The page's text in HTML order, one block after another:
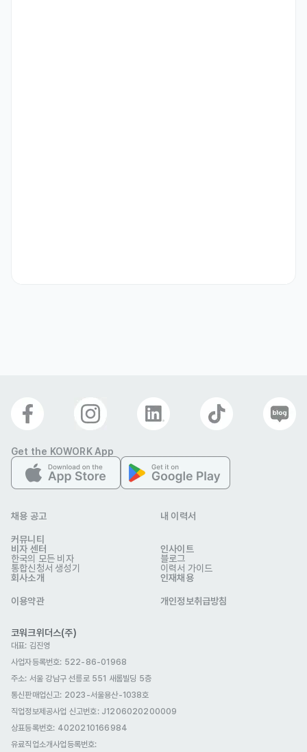
- Conducting research and analysis on culture, marketing,
- Assisting in strategy development and implementation
- Collaborating with other executive assistants to
discuss and refine strategic initiatives from diverse
perspectives
and additional duties as required.
자격 요건
* 중국 국적자 또는 재중교포(중국시민권자)
※ 이력서에 반드시 비자종류를 표기바랍니다.
※ D-2, D-10 비자 소지자 근무 가능, E-7 비자 변경시 지원 가능
* E-7 체류자격 발급에 결격 사유가 없는 자
* 학력 : 초대졸 이상 (2,3년)
* 경력 : 무관 (신입도 지원 가능)
* 한국↔중국 이동근무 가능자
우대 사항
* 한국어 가능자(능통하지 않아도 지원 가능)
Get the KOWORK App
채용 공고 내 이력서
커뮤니티
비자 센터
한국의 모든 비자
통합신청서 생성기
인사이트
블로그
이력서 가이드
회사소개
인재채용
이용약관 개인정보취급방침
코워크위더스(주)
대표: 김진영
사업자등록번호: 522-86-01968
주소: 서울 강남구 선릉로 551 새롬빌딩 5층
통신판매업신고: 2023-서울용산-1038호
직업정보제공사업 신고번호: J1206020200009
상표등록번호: 4020210166984
유료직업소개사업등록번호: